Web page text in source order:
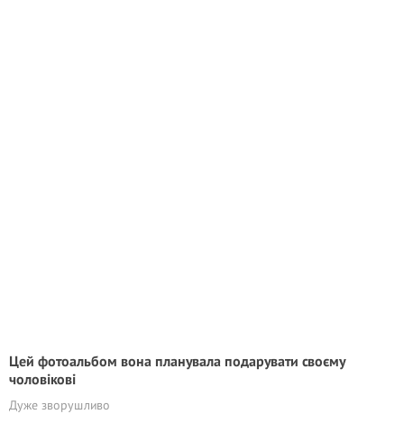
Цей фотоальбом вона планувала подарувати своєму
чоловікові
Дуже зворушливо